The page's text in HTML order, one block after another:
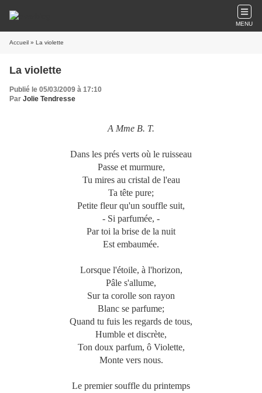
MENU
Accueil » La violette
La violette
Publié le 05/03/2009 à 17:10
Par Jolie Tendresse
A Mme B. T.
Dans les prés verts où le ruisseau
Passe et murmure,
Tu mires au cristal de l'eau
Ta tête pure;
Petite fleur qu'un souffle suit,
- Si parfumée, -
Par toi la brise de la nuit
Est embaumée.
Lorsque l'étoile, à l'horizon,
Pâle s'allume,
Sur ta corolle son rayon
Blanc se parfume;
Quand tu fuis les regards de tous,
Humble et discrète,
Ton doux parfum, ô Violette,
Monte vers nous.
Le premier souffle du printemps